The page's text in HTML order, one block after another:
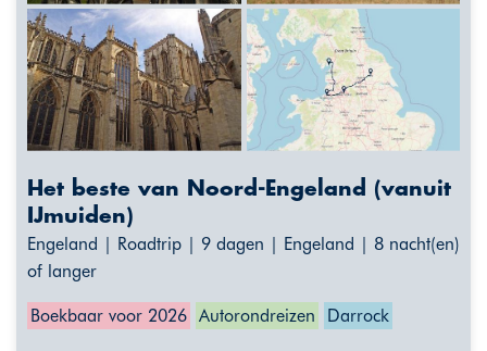
Het beste van Noord-Engeland (vanuit
IJmuiden)
Engeland | Roadtrip | 9 dagen | Engeland | 8 nacht(en)
of langer
Boekbaar voor 2026 Autorondreizen Darrock